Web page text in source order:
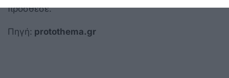
πρόσθεσε.
Πηγή: protothema.gr